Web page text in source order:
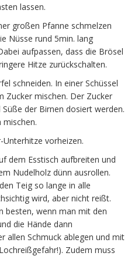
lassen.
großen Pfanne schmelzen
Nüsse rund 5min. lang
aufpassen, dass die Brösel
Hitze zurückschalten.
schneiden. In einer Schüssel
mischen. Der Zucker
der Birnen dosiert werden.
mischen.
Unterhitze vorheizen.
dem Esstisch aufbreiten und
Nudelholz dünn ausrollen.
Teig so lange in alle
wird, aber nicht reißt.
besten, wenn man mit den
die Hände dann
allen Schmuck ablegen und mit
Zudem muss